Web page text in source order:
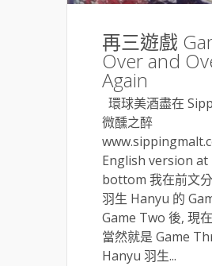
再三遊戲
Over and
Again
環球美酒盡在
微醺之醉
English version at
bottom 我在前文
羽生 Hanyu 的
Game Two 後, 現
當然就是 Game
Hanyu 羽生...